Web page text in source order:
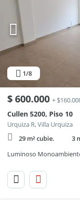
1/8
$600.000 +
Cullen 5200, Piso 10
Urquiza R, Villa Urquiza
29 m² cubie.
3
Luminoso